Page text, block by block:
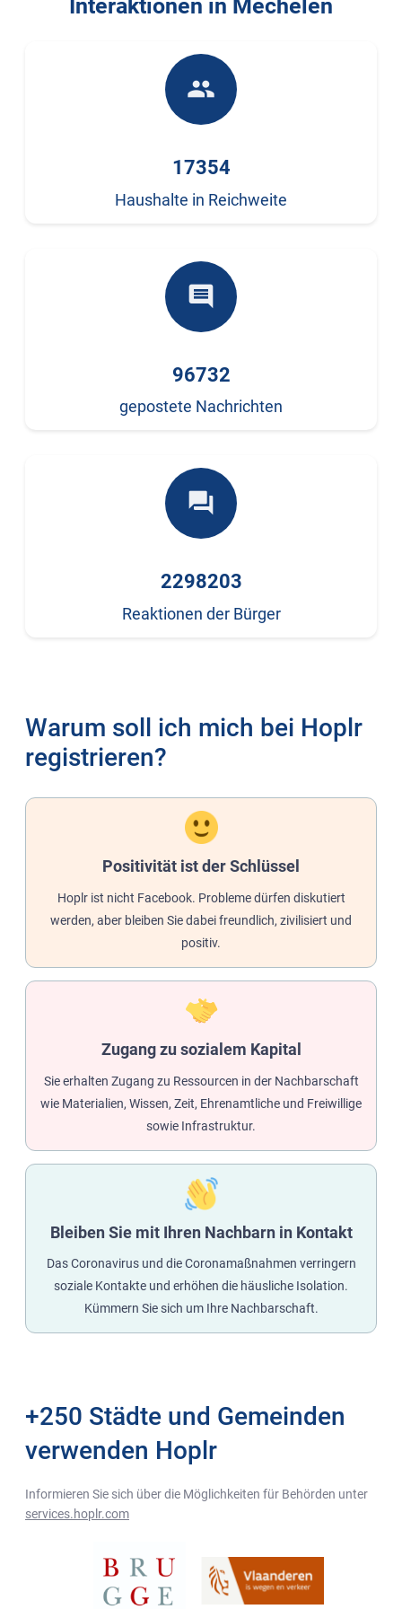
Interaktionen in Mechelen
people
17354
Haushalte in Reichweite
comment
96732
gepostete Nachrichten
forum
2298203
Reaktionen der Bürger
Warum soll ich mich bei Hoplr
registrieren?
Positivität ist der Schlüssel
Hoplr ist nicht Facebook. Probleme dürfen diskutiert
werden, aber bleiben Sie dabei freundlich, zivilisiert und
positiv.
Zugang zu sozialem Kapital
Sie erhalten Zugang zu Ressourcen in der Nachbarschaft
wie Materialien, Wissen, Zeit, Ehrenamtliche und Freiwillige
sowie Infrastruktur.
Bleiben Sie mit Ihren Nachbarn in Kontakt
Das Coronavirus und die Coronamaßnahmen verringern
soziale Kontakte und erhöhen die häusliche Isolation.
Kümmern Sie sich um Ihre Nachbarschaft.
+250 Städte und Gemeinden
verwenden Hoplr
Informieren Sie sich über die Möglichkeiten für Behörden unter
services.hoplr.com